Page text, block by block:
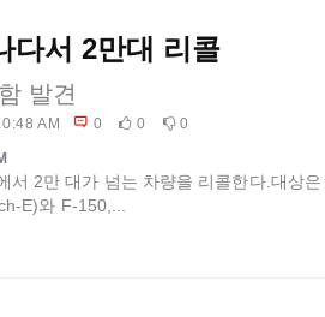
다서 2만대 리콜
발견
AM 0 0 0
서 2만 대가 넘는 차량을 리콜한다.대상은
E)와 F-150,...